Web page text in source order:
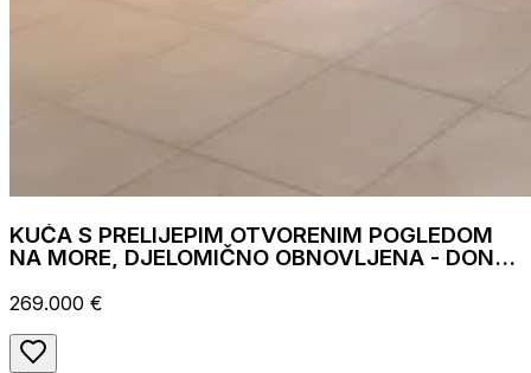
KUĆA S PRELIJEPIM OTVORENIM POGLEDOM
NA MORE, DJELOMIČNO OBNOVLJENA - DONJI
269.000 €